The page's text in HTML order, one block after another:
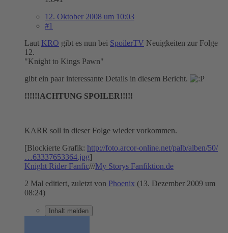
12. Oktober 2008 um 10:03
#1
Laut KRO gibt es nun bei SpoilerTV Neuigkeiten zur Folge
12.
"Knight to Kings Pawn"
gibt ein paar interessante Details in diesem Bericht.
!!!!!!ACHTUNG SPOILER!!!!!
KARR soll in dieser Folge wieder vorkommen.
[Blockierte Grafik: http://foto.arcor-online.net/palb/alben/50/
…63337653364.jpg]
Knight Rider Fanfic///My Storys Fanfiktion.de
2 Mal editiert, zuletzt von Phoenix (13. Dezember 2009 um
08:24)
Inhalt melden